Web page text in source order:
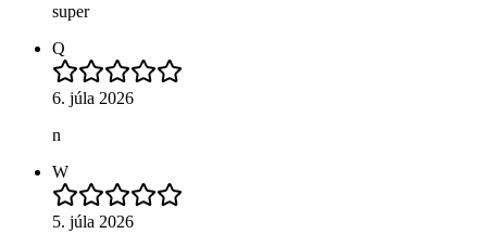
super
Q
6. júla 2026
n
W
5. júla 2026